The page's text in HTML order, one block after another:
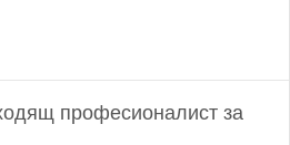
професионалист за